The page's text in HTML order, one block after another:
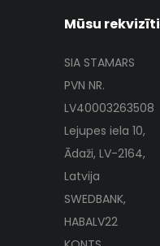
Mūsu rekvizīti
SIA STAMARS
PVN NR.
LV40003263508
Lejupes iela 10,
Ādaži, LV-2164,
Latvija
SWEDBANK,
HABALV22